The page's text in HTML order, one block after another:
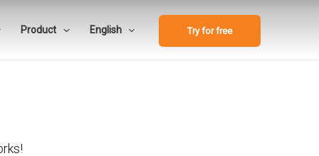
Product English Try for free